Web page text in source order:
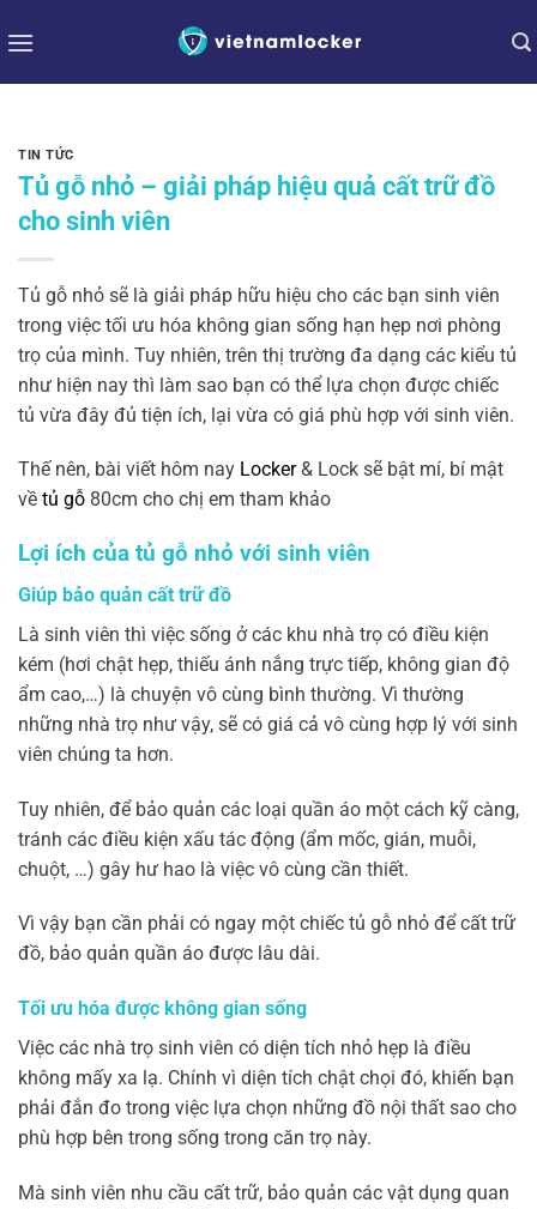
qua
TIN TỨC
Tủ gỗ nhỏ – giải pháp hiệu quả cất trữ đồ
cho sinh viên
Tủ gỗ nhỏ sẽ là giải pháp hữu hiệu cho các bạn sinh viên
trong việc tối ưu hóa không gian sống hạn hẹp nơi phòng
trọ của mình. Tuy nhiên, trên thị trường đa dạng các kiểu tủ
như hiện nay thì làm sao bạn có thể lựa chọn được chiếc
tủ vừa đây đủ tiện ích, lại vừa có giá phù hợp với sinh viên.
Thế nên, bài viết hôm nay Locker& Lock sẽ bật mí, bí mật
về tủ gỗ 80cm cho chị em tham khảo
Lợi ích của tủ gỗ nhỏ với sinh viên
Giúp bảo quản cất trữ đồ
Là sinh viên thì việc sống ở các khu nhà trọ có điều kiện
kém (hơi chật hẹp, thiếu ánh nắng trực tiếp, không gian độ
ẩm cao,…) là chuyện vô cùng bình thường. Vì thường
những nhà trọ như vậy, sẽ có giá cả vô cùng hợp lý với sinh
viên chúng ta hơn.
Tuy nhiên, để bảo quản các loại quần áo một cách kỹ càng,
tránh các điều kiện xấu tác động (ẩm mốc, gián, muỗi,
chuột, …) gây hư hao là việc vô cùng cần thiết.
Vì vậy bạn cần phải có ngay một chiếc tủ gỗ nhỏ để cất trữ
đồ, bảo quản quần áo được lâu dài.
Tối ưu hóa được không gian sống
Việc các nhà trọ sinh viên có diện tích nhỏ hẹp là điều
không mấy xa lạ. Chính vì diện tích chật chọi đó, khiến bạn
phải đắn đo trong việc lựa chọn những đồ nội thất sao cho
phù hợp bên trong sống trong căn trọ này.
Mà sinh viên nhu cầu cất trữ, bảo quản các vật dụng quan